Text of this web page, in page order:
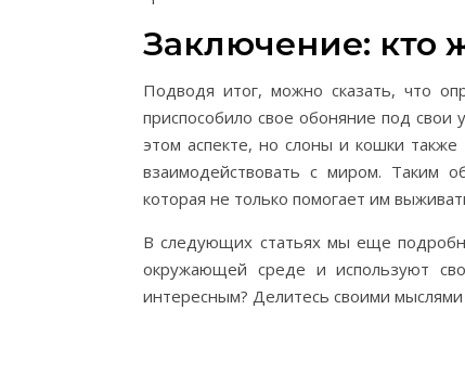
Заключение: кто
Подводя итог, можно сказать, что
приспособило свое обоняние под
этом аспекте, но слоны и кошки
взаимодействовать с миром. Таким
которая не только помогает им
В следующих статьях мы еще
окружающей среде и используют
интересным? Делитесь своими